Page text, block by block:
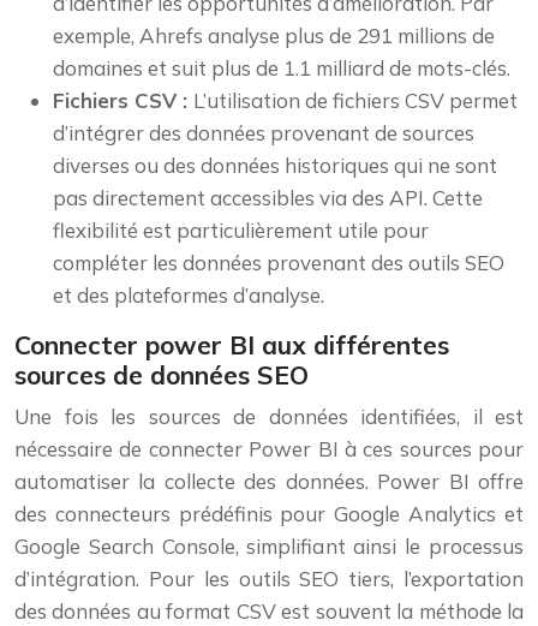
exemple, Ahrefs analyse plus de 291 millions de
domaines et suit plus de 1.1 milliard de mots-clés.
Fichiers CSV : L’utilisation de fichiers CSV permet
d’intégrer des données provenant de sources
diverses ou des données historiques qui ne sont
pas directement accessibles via des API. Cette
flexibilité est particulièrement utile pour
compléter les données provenant des outils SEO
et des plateformes d’analyse.
Connecter power BI aux différentes
sources de données SEO
Une fois les sources de données identifiées, il est
nécessaire de connecter Power BI à ces sources pour
automatiser la collecte des données. Power BI offre
des connecteurs prédéfinis pour Google Analytics et
Google Search Console, simplifiant ainsi le processus
d’intégration. Pour les outils SEO tiers, l’exportation
des données au format CSV est souvent la méthode la